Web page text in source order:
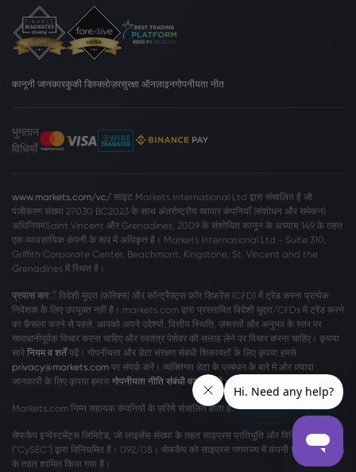
कानूनी जानकारकुकी डिस्क्लोज़रसुरक्षा ऑनलाइनगोपनीयता नीत
भुगतान
विधियाँ
www.markets.com/vc/ साइट Markets International Ltd द्वारा संचालित है जो
पंजीकरण संख्या 27030 BC2023 के साथ अंतर्राष्ट्रीय व्यापार कंपनियाँ (संशोधन और समेकन)
अधिनियमSaint Vincent और Grenadines, 2009 के संशोधित कानून के अध्याय 149 के तहत
एक व्यावसायिक कंपनी के रूप में अधिकृत है। Markets International Ltd - Suite 310,
Griffith Corporate Center, Beachmont, Kingstone, St. Vincent and the
Grenadines में स्थित है।
प्रयास करें विदेशी मुद्रा (फ़ॉरेक्स) और कॉन्ट्रैक्ट्स फ़ॉर डिफ़रेंस (CFD) में ट्रेड करना प्रत्येक
निवेशक के लिए उपयुक्त नहीं है। markets.com द्वारा प्रस्तावित विदेशी मुद्रा/CFDs में ट्रेड करने
का फ़ैसला करने से पहले, आपको अपने उद्देश्यों, वित्तीय स्थिति, ज़रूरतों और अनुभव के स्तर पर
सावधानीपूर्वक विचार करना चाहिए और स्वतंत्र पेशेवर की सलाह लेने पर विचार करना चाहिए। कृपया
सारे नियम व शर्तेंपढ़ें। गोपनीयता और डेटा संरक्षण संबंधी शिकायतों के लिए कृपया हमसे
privacy@markets.com पर संपर्क करें। व्यक्तिगत डेटा के प्रबंधन के बारे में और ज़्यादा
जानकारी के लिए कृपया हमारा गोपनीयता नीति संबंधी वक्तव्य पढ़ें।
Markets.com निम्न सहायक कंपनियों के ज़रियेे संचालित होता है:
सेफकैप इन्वेस्टमेंट्स लिमिटेड, जो लाइसेंस संख्या के तहत साइप्रस प्रतिभूति और विनिमय आयोग
("CySEC") द्वारा विनियमित है। 092/08। सेफकैप को साइप्रस गणराज्य में कंपनी संख्या η186196
के तहत शामिल किया गया है।